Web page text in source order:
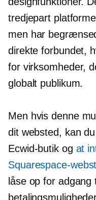
tredjepart
men har
direkte forbundet,
for virksomheder,
globalt publikum.
Men hvis denne
dit websted, kan
Ecwid-butik og at
Squarespace-
låse op for